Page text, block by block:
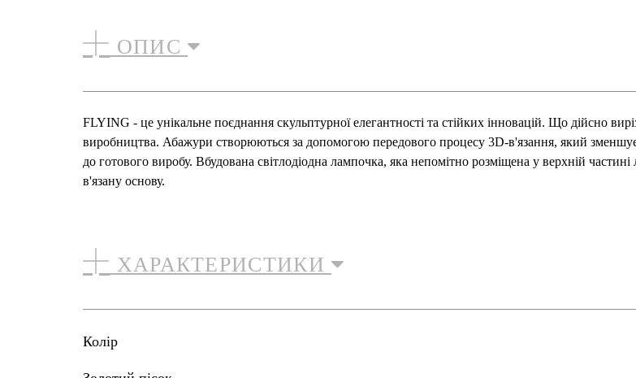
ОПИС
FLYING - це унікальне поєднання скульптурної елегантності та стійких інновацій. Що дійсно
виробництва. Абажури створюються за допомогою передового процесу 3D-в'язання, який зменшує
до готового виробу. Вбудована світлодіодна лампочка, яка непомітно розміщена у верхній
в'язану основу.
ХАРАКТЕРИСТИКИ
Колір